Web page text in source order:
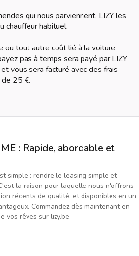
qui nous parviennent, LIZY les
chauffeur habituel.
ou tout autre coût lié à la voiture
pas à temps sera payé par LIZY
vous sera facturé avec des frais
25 €.
: Rapide, abordable et
simple : rendre le leasing simple et
la raison pour laquelle nous n'offrons
récents de qualité, et disponibles en un
Commandez dès maintenant en
vos rêves sur lizy.be